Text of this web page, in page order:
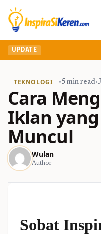
UPDATE
TEKNOLOGI •5 min read•
Cara
Iklan
Muncul
Wulan
Author
Sobat